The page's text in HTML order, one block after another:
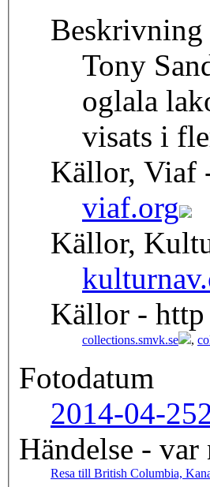
Beskrivning
Tony
oglala
visats i
Källor, Viaf
viaf.org
Källor,
Källor - http
collections.smvk.se ,
Fotodatum
2014-04-25
Händelse -
Resa till British Columbia,